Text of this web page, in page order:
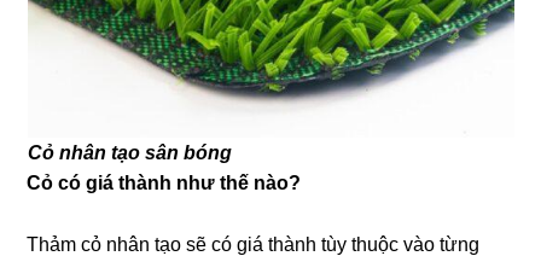
Cỏ nhân tạo sân bóng
Cỏ có giá thành như thế nào?
Thảm cỏ nhân tạo sẽ có giá thành tùy thuộc vào từng